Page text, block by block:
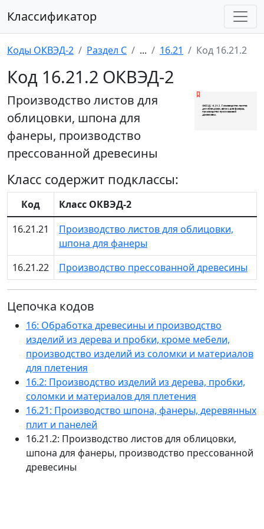
Классификатор
Коды ОКВЭД-2 Раздел C ... 16.21 Код 16.21.2
Код 16.21.2 ОКВЭД-2
Производство листов для
облицовки, шпона для
фанеры, производство
прессованной древесины
Класс содержит подклассы:
Код
Класс ОКВЭД-2
16.21.21
Производство листов для облицовки,
шпона для фанеры
16.21.22
Производство прессованной древесины
Цепочка кодов
16: Обработка древесины и производство
изделий из дерева и пробки, кроме мебели,
производство изделий из соломки и материалов
для плетения
16.2: Производство изделий из дерева, пробки,
соломки и материалов для плетения
16.21: Производство шпона, фанеры, деревянных
плит и панелей
16.21.2: Производство листов для облицовки,
шпона для фанеры, производство прессованной
древесины